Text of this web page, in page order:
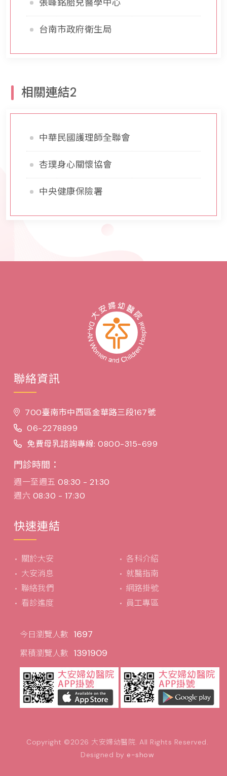
張峰銘胎兒醫學中心
台南市政府衛生局
相關連結2
中華民國護理師全聯會
杏璞身心關懷協會
中央健康保險署
聯絡資訊
700臺南市中西區金華路三段167號
06-2278899
免費母乳諮詢專線: 0800-315-699
門診時間：
週一至週五 08:30 - 21:30
週六 08:30 - 17:30
快速連結
關於大安
各科介紹
大安消息
就醫指南
聯絡我們
網路掛號
看診進度
員工專區
今日瀏覽人數 1697
累積瀏覽人數 1391909
Copyright ©2026 大安婦幼醫院. All Rights Reserved.
Designed by e-show